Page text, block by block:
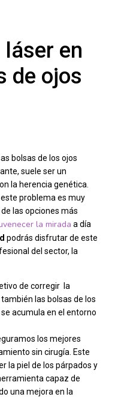
en
de ojos
bolsas de los ojos
suele ser un
la herencia genética.
problema es muy
las opciones más
la mirada a día
podrás disfrutar de este
del sector, la
de corregir la
las bolsas de los
acumula en el entorno
los mejores
sin cirugía. Este
la piel de los párpados y
capaz de
una mejora en la